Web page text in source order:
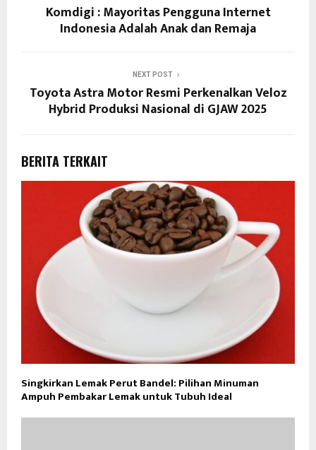
Komdigi : Mayoritas Pengguna Internet
Indonesia Adalah Anak dan Remaja
NEXT POST
Toyota Astra Motor Resmi Perkenalkan Veloz
Hybrid Produksi Nasional di GJAW 2025
BERITA TERKAIT
Singkirkan Lemak Perut Bandel: Pilihan Minuman
Ampuh Pembakar Lemak untuk Tubuh Ideal